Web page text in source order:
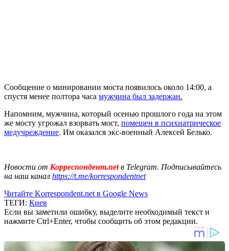
Сообщение о минировании моста появилось около 14:00, а
спустя менее полтора часа мужчина был задержан.
Напомним, мужчина, который осенью прошлого года на этом
же мосту угрожал взорвать мост, помещен в психиатрическое
медучреждение. Им оказался экс-военный Алексей Белько.
Новости от Корреспондент.netв Telegram. Подписывайтесь
на наш канал https://t.me/korrespondentnet
Читайте Korrespondent.net в Google News
ТЕГИ: Киев
Если вы заметили ошибку, выделите необходимый текст и
нажмите Ctrl+Enter, чтобы сообщить об этом редакции.